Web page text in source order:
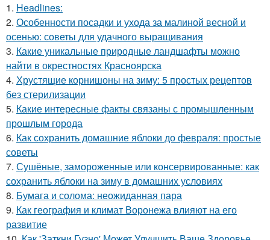
1. Headlines:
2. Особенности посадки и ухода за малиной весной и
осенью: советы для удачного выращивания
3. Какие уникальные природные ландшафты можно
найти в окрестностях Красноярска
4. Хрустящие корнишоны на зиму: 5 простых рецептов
без стерилизации
5. Какие интересные факты связаны с промышленным
прошлым города
6. Как сохранить домашние яблоки до февраля: простые
советы
7. Сушёные, замороженные или консервированные: как
сохранить яблоки на зиму в домашних условиях
8. Бумага и солома: неожиданная пара
9. Как география и климат Воронежа влияют на его
развитие